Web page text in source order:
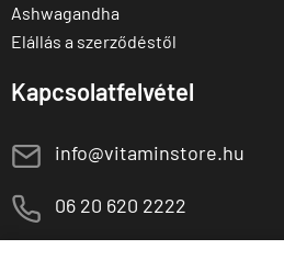
Ashwagandha
Elállás a szerződéstől
Kapcsolatfelvétel
E info@vitaminstore.hu
M 06 20 620 2222